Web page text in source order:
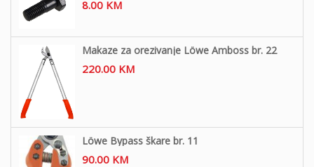
8.00 KM
Makaze za orezivanje Löwe Amboss br. 22
220.00 KM
Löwe Bypass škare br. 11
90.00 KM